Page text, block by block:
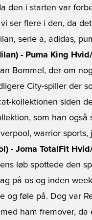
den i starten var
ser flere i den, da
- Puma King
Bommel, der om
City-spiller der
kollektionen siden
som han
- Joma TotalFit
løb spottede den
på os og inden
og føle på. Dog var
ham fremover,